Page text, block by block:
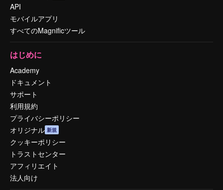
API
モバイルアプリ
すべてのMagnificツール
はじめに
Academy
ドキュメント
サポート
利用規約
プライバシーポリシー
オリジナル 新規
クッキーポリシー
トラストセンター
アフィリエイト
法人向け